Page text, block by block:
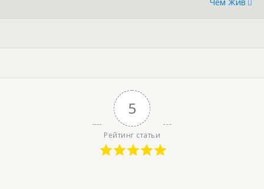
Чем Жив
5
Рейтинг статьи